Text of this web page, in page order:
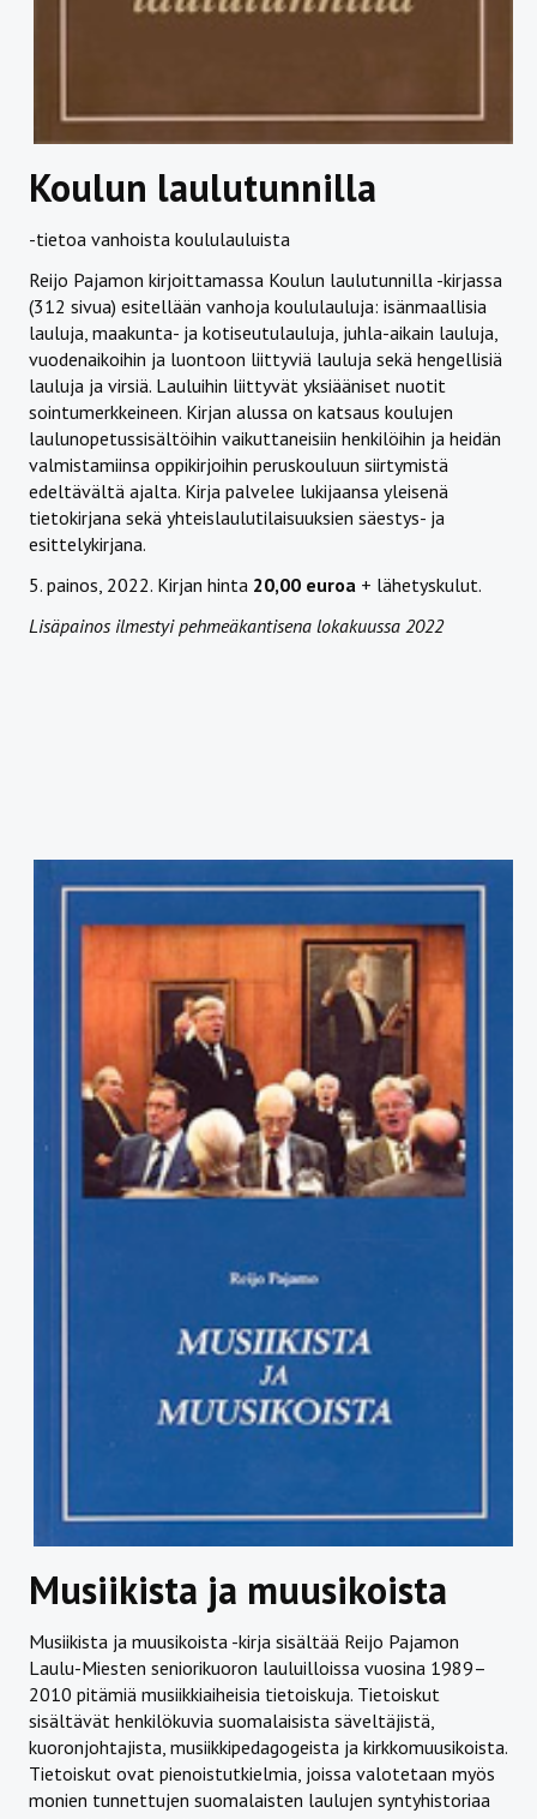
Koulun laulutunnilla
-tietoa vanhoista koululauluista
Reijo Pajamon kirjoittamassa Koulun laulutunnilla -kirjassa
(312 sivua) esitellään vanhoja koululauluja: isänmaallisia
lauluja, maakunta- ja kotiseutulauluja, juhla-aikain lauluja,
vuodenaikoihin ja luontoon liittyviä lauluja sekä hengellisiä
lauluja ja virsiä. Lauluihin liittyvät yksiääniset nuotit
sointumerkkeineen. Kirjan alussa on katsaus koulujen
laulunopetussisältöihin vaikuttaneisiin henkilöihin ja heidän
valmistamiinsa oppikirjoihin peruskouluun siirtymistä
edeltävältä ajalta. Kirja palvelee lukijaansa yleisenä
tietokirjana sekä yhteislaulutilaisuuksien säestys- ja
esittelykirjana.
5. painos, 2022. Kirjan hinta 20,00 euroa + lähetyskulut.
Lisäpainos ilmestyi pehmeäkantisena lokakuussa 2022
Musiikista ja muusikoista
Musiikista ja muusikoista -kirja sisältää Reijo Pajamon
Laulu-Miesten seniorikuoron lauluilloissa vuosina 1989–
2010 pitämiä musiikkiaiheisia tietoiskuja. Tietoiskut
sisältävät henkilökuvia suomalaisista säveltäjistä,
kuoronjohtajista, musiikkipedagogeista ja kirkkomuusikoista.
Tietoiskut ovat pienoistutkielmia, joissa valotetaan myös
monien tunnettujen suomalaisten laulujen syntyhistoriaa